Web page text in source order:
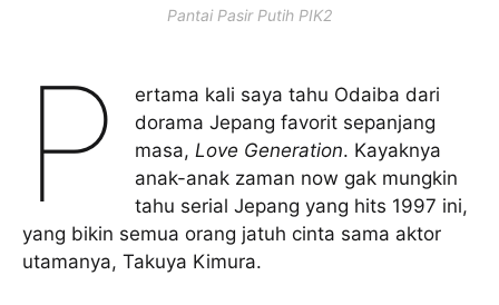
Pantai Pasir Putih PIK2
P
ertama kali saya tahu Odaiba dari
dorama Jepang favorit sepanjang
masa,Love Generation. Kayaknya
anak-anak zaman now gak mungkin
tahu serial Jepang yang hits 1997 ini,
yang bikin semua orang jatuh cinta sama aktor
utamanya, Takuya Kimura.